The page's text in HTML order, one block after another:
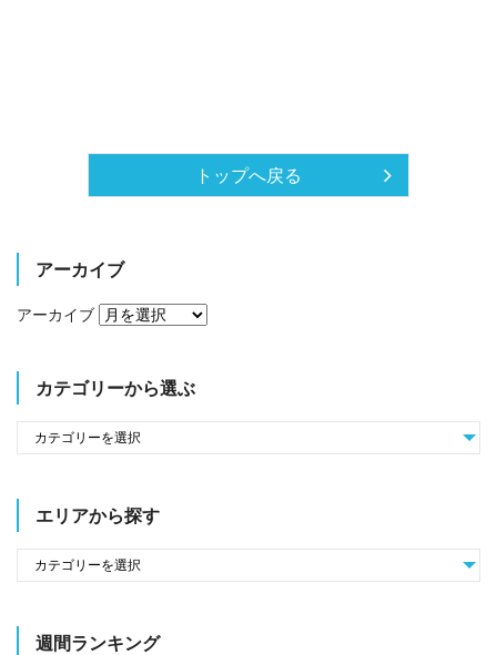
トップへ戻る
アーカイブ
アーカイブ
カテゴリーから選ぶ
エリアから探す
週間ランキング